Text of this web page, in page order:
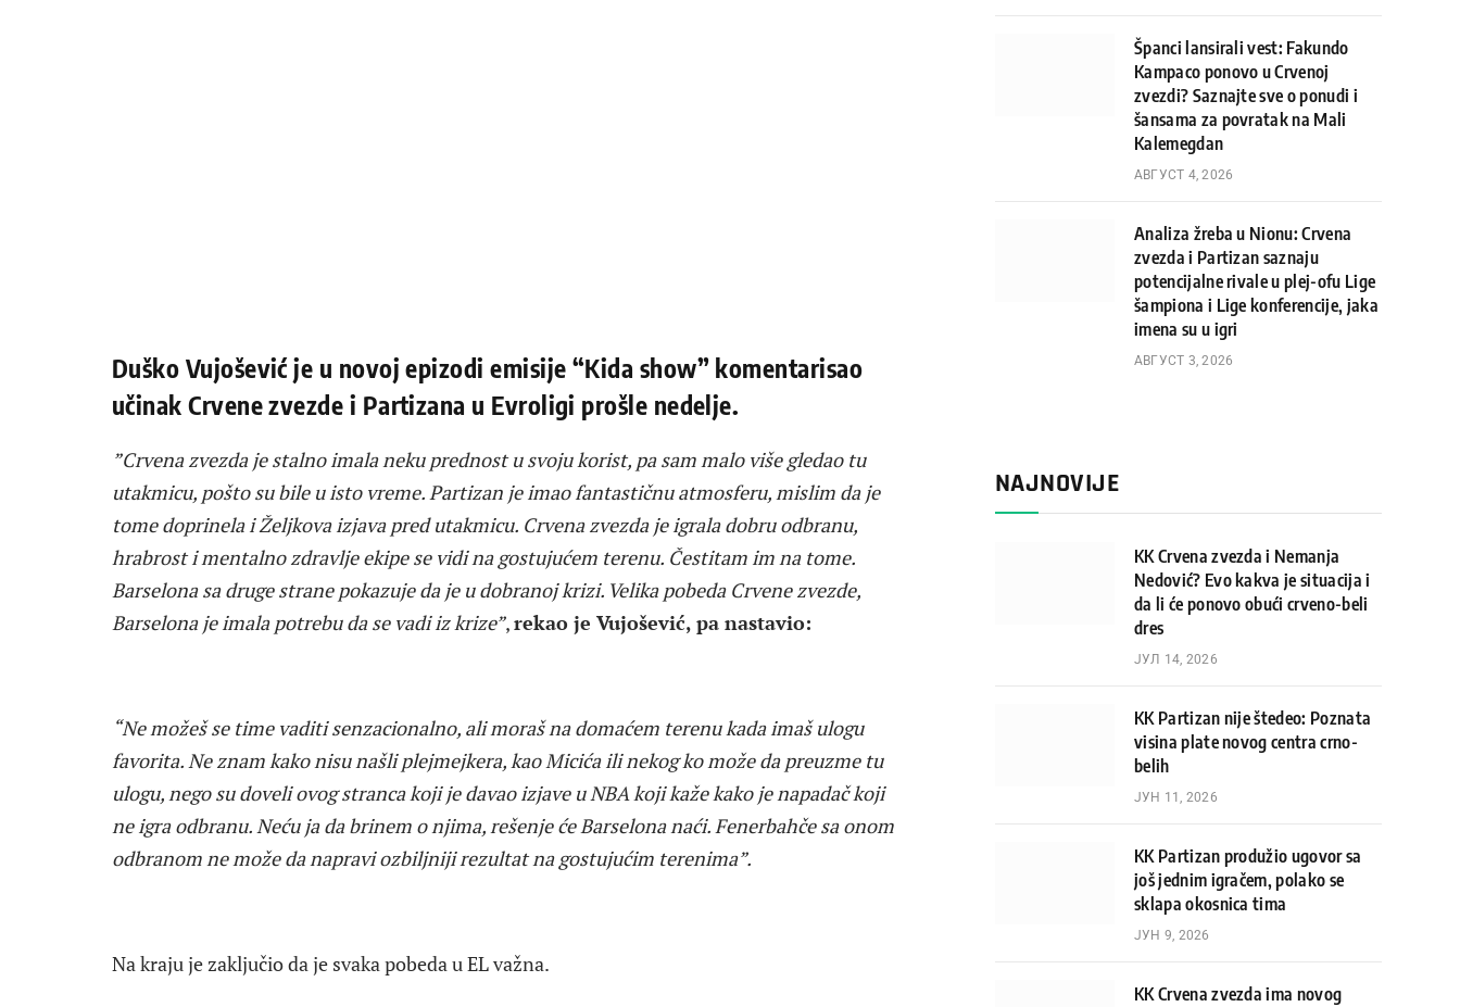
Duško Vujošević je u novoj epizodi emisije “Kida show” komentarisao
učinak Crvene zvezde i Partizana u Evroligi prošle nedelje.
”Crvena zvezda je stalno imala neku prednost u svoju korist, pa sam malo više gledao tu
utakmicu, pošto su bile u isto vreme. Partizan je imao fantastičnu atmosferu, mislim da je
tome doprinela i Željkova izjava pred utakmicu. Crvena zvezda je igrala dobru odbranu,
hrabrost i mentalno zdravlje ekipe se vidi na gostujućem terenu. Čestitam im na tome.
Barselona sa druge strane pokazuje da je u dobranoj krizi. Velika pobeda Crvene zvezde,
Barselona je imala potrebu da se vadi iz krize”,rekao je Vujošević, pa nastavio:
“Ne možeš se time vaditi senzacionalno, ali moraš na domaćem terenu kada imaš ulogu
favorita. Ne znam kako nisu našli plejmejkera, kao Micića ili nekog ko može da preuzme tu
ulogu, nego su doveli ovog stranca koji je davao izjave u NBA koji kaže kako je napadač koji
ne igra odbranu. Neću ja da brinem o njima, rešenje će Barselona naći. Fenerbahče sa onom
odbranom ne može da napravi ozbiljniji rezultat na gostujućim terenima”.
Na kraju je zaključio da je svaka pobeda u EL važna.
Španci lansirali vest: Fakundo
Kampaco ponovo u Crvenoj
zvezdi? Saznajte sve o ponudi i
šansama za povratak na Mali
Kalemegdan
АВГУСТ 4, 2026
Analiza žreba u Nionu: Crvena
zvezda i Partizan saznaju
potencijalne rivale u plej-ofu Lige
šampiona i Lige konferencije, jaka
imena su u igri
АВГУСТ 3, 2026
NAJNOVIJE
KK Crvena zvezda i Nemanja
Nedović? Evo kakva je situacija i
da li će ponovo obući crveno-beli
dres
ЈУЛ 14, 2026
KK Partizan nije štedeo: Poznata
visina plate novog centra crno-
belih
ЈУН 11, 2026
KK Partizan produžio ugovor sa
još jednim igračem, polako se
sklapa okosnica tima
ЈУН 9, 2026
KK Crvena zvezda ima novog